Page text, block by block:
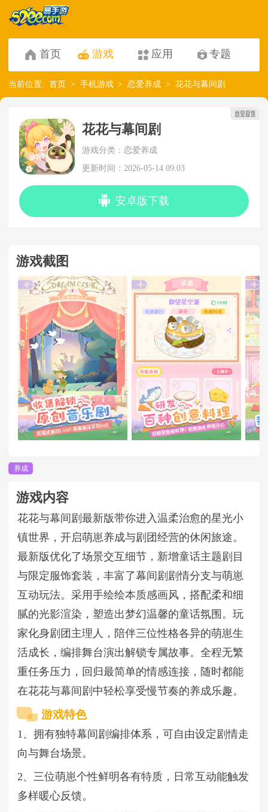
首页 游戏 应用 专题
当前位置: 首页 手机游戏 恋爱养成 花花与幕间剧
花花与幕间剧
游戏分类：恋爱养成
更新时间：2026-05-14 09:03
安卓版下载
游戏截图
养成
游戏内容
花花与幕间剧最新版带你进入温柔治愈的星光小
镇世界，开启萌崽养成与剧团经营的休闲旅途。
最新版优化了场景交互细节，新增童话主题剧目
与限定服饰套装，丰富了幕间剧剧情分支与萌崽
互动玩法。采用手绘绘本质感画风，搭配柔和细
腻的光影渲染，塑造出梦幻温馨的童话氛围。玩
家化身剧团主理人，陪伴三位性格各异的萌崽生
活成长，编排舞台演出解锁专属故事。全程无繁
重任务压力，回归最简单的情感连接，随时都能
在花花与幕间剧中轻松享受慢节奏的养成乐趣。
游戏特色
1、拥有独特幕间剧编排体系，可自由设定剧情走
向与舞台场景。
2、三位萌崽个性鲜明各有特质，日常互动能触发
多样暖心反馈。